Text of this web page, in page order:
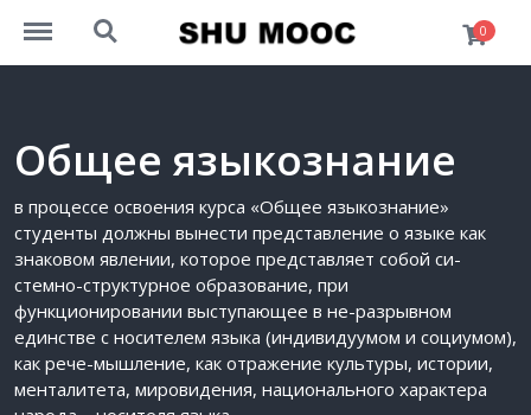
https://mooc.univershu.edu.kz/menu
https://mooc.univershu.edu.kz/search 0
Общее языкознание
в процессе освоения курса «Общее языкознание»
студенты должны вынести представление о языке как
знаковом явлении, которое представляет собой си-
стемно-структурное образование, при
функционировании выступающее в не-разрывном
единстве с носителем языка (индивидуумом и социумом),
как рече-мышление, как отражение культуры, истории,
менталитета, мировидения, национального характера